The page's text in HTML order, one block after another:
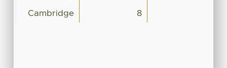
Cambridge 8